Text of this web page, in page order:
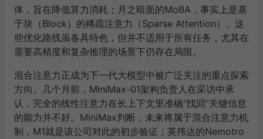
体，旨在降低算力消耗；月之暗面的MoBA ，事实上是基
于块（Block）的稀疏注意力（Sparse Attention）。这
些优化路线虽各具特色，但并不适用于所有任务，尤其在
需要高精度和复杂推理的场景下仍存在局限。
混合注意力正成为下一代大模型中被广泛关注的重点探索
方向。几个月前， MiniMax-01架构负责人在采访中承
认，完全的线性注意力在长上下文里准确“找回”关键信息
的能力并不好。 MiniMax判断，未来将属于混合注意力机
制， M1就是该公司对此的初步验证；英伟达的Nemotro